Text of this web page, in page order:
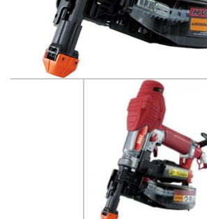
Keltuvai-pakelėjai, vežimėliai
Laisvalaikio-Verslo įranga
Linoleumo klojimo įrankiai
Matavimo ir kontrolės įrankiai
Medžio pjovimo, frezavimo ir šlifavimo
Metalo pjovimo ir šlifavimo technika
Montavimo instrumentai
Pastoliai, bokšteliai, stelažai, tvoros,